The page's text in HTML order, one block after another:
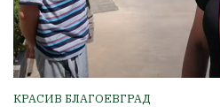
КРАСИВ БЛАГОЕВГРАД